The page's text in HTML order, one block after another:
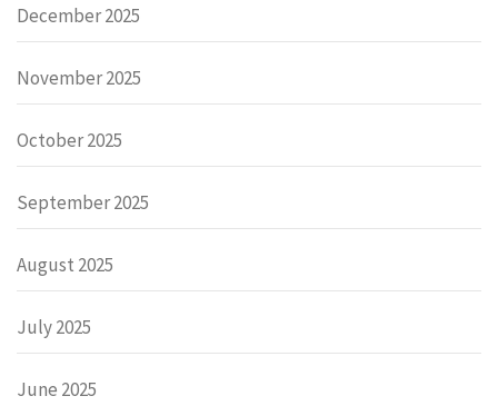
December 2025
November 2025
October 2025
September 2025
August 2025
July 2025
June 2025